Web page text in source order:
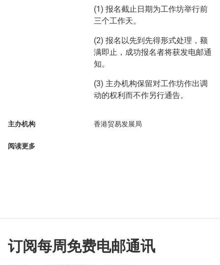
(1) 报名截止日期为工作坊举行前
三个工作天。
(2) 报名以先到先得形式处理，额
满即止，成功报名者将获发电邮通
知。
(3) 主办机构保留对工作坊作出调
动的权利而不作另行通告。
主办机构 香港贸易发展局
阅读更多
订阅每周免费电邮通讯